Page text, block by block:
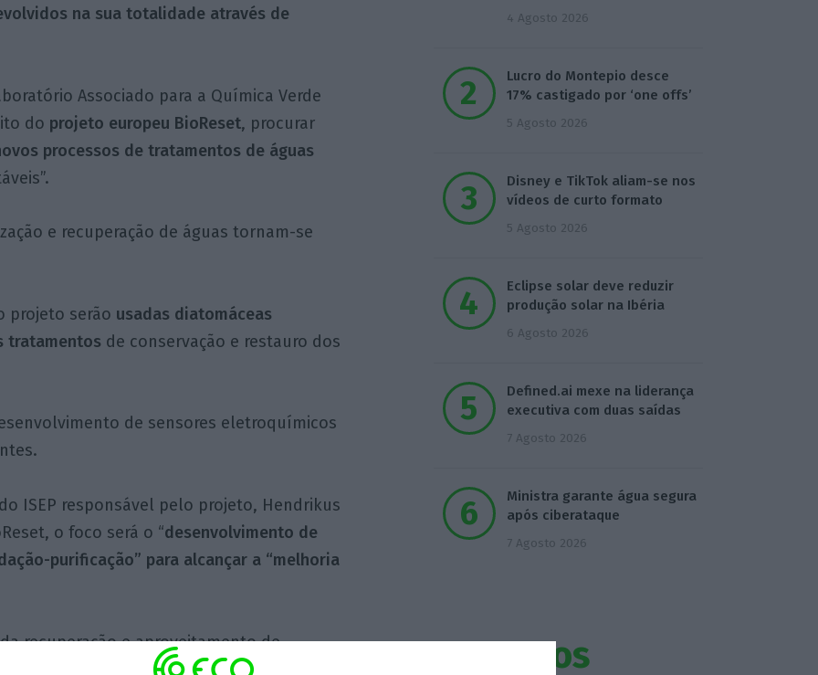
na sua totalidade através de
Associado para a Química Verde
do projeto europeu BioReset, procurar
processos de tratamentos de águas
e recuperação de águas tornam-se
projeto serão usadas diatomáceas
tratamentos de conservação e restauro dos
de sensores eletroquímicos
ISEP responsável pelo projeto, Hendrikus
o foco será o “desenvolvimento de
purificação” para alcançar a “melhoria
recuperação e aproveitamento de
serão transformados em matérias–
4 Agosto 2026
Lucro do Montepio desce
17% castigado por ‘one offs’
5 Agosto 2026
Disney e TikTok aliam-se nos
vídeos de curto formato
5 Agosto 2026
Eclipse solar deve reduzir
produção solar na Ibéria
6 Agosto 2026
Defined.ai mexe na liderança
executiva com duas saídas
7 Agosto 2026
Ministra garante água segura
após ciberataque
7 Agosto 2026
Eventos